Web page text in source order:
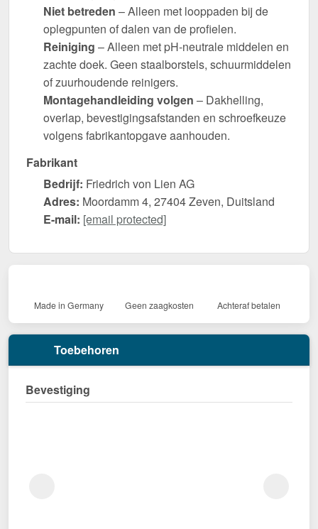
Niet betreden – Alleen met looppaden bij de
oplegpunten of dalen van de profielen.
Reiniging – Alleen met pH-neutrale middelen en
zachte doek. Geen staalborstels, schuurmiddelen
of zuurhoudende reinigers.
Montagehandleiding volgen – Dakhelling,
overlap, bevestigingsafstanden en schroefkeuze
volgens fabrikantopgave aanhouden.
Fabrikant
Bedrijf: Friedrich von Lien AG
Adres: Moordamm 4, 27404 Zeven, Duitsland
E-mail: [email protected]
Made in Germany Geen zaagkosten Achteraf betalen
Toebehoren
Bevestiging